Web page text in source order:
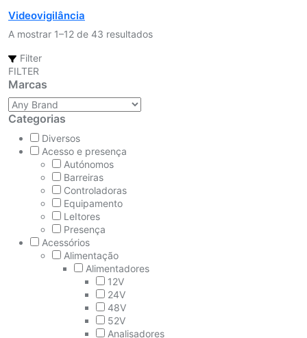
Videovigilância
A mostrar 1–12 de 43 resultados
Filter
FILTER
Marcas
Categorias
Diversos
Acesso e presença
Autónomos
Barreiras
Controladoras
Equipamento
LeItores
Presença
Acessórios
Alimentação
Alimentadores
12V
24V
48V
52V
Analisadores